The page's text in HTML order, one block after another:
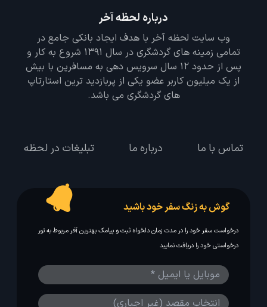
درباره لحظه آخر
وب سایت لحظه آخر با هدف ایجاد بانکی جامع در
تمامی زمینه های گردشگری در سال 1391 شروع به کار و
پس از حدود 12 سال سرویس دهی به مسافرین با بیش
از یک میلیون کاربر عضو یکی از پربازدید ترین استارتاپ
های گردشگری می باشد.
تماس با ما درباره ما تبلیغات در لحظه
گوش به زنگ سفر خود باشید
درخواست سفر خود را در مدت زمان دلخواه ثبت و پیامک بهترین آفر مربوط به تور
درخواستی خود را دریافت نمایید